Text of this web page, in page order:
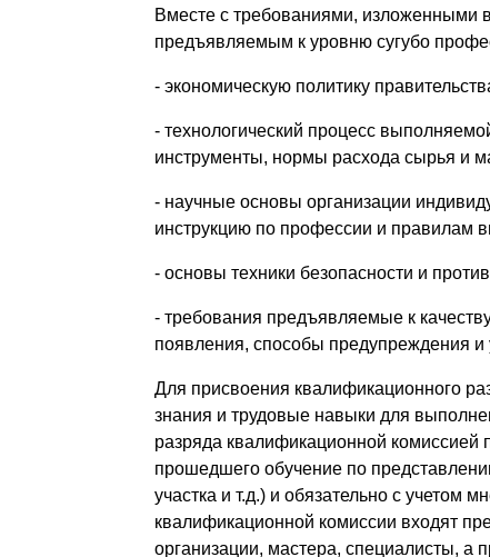
Вместе с требованиями, изложенными
предъявляемым к уровню сугубо
- экономическую политику
- технологический процесс
инструменты, нормы расхода сырья и
- научные основы организации
инструкцию по профессии и правилам
- основы техники безопасности и
- требования предъявляемые к
появления, способы предупреждения и
Для присвоения квалификационного
знания и трудовые навыки для
разряда квалификационной комиссией
прошедшего обучение по
участка и т.д.) и обязательно с учетом
квалификационной комиссии входят
организации, мастера, специалисты, а